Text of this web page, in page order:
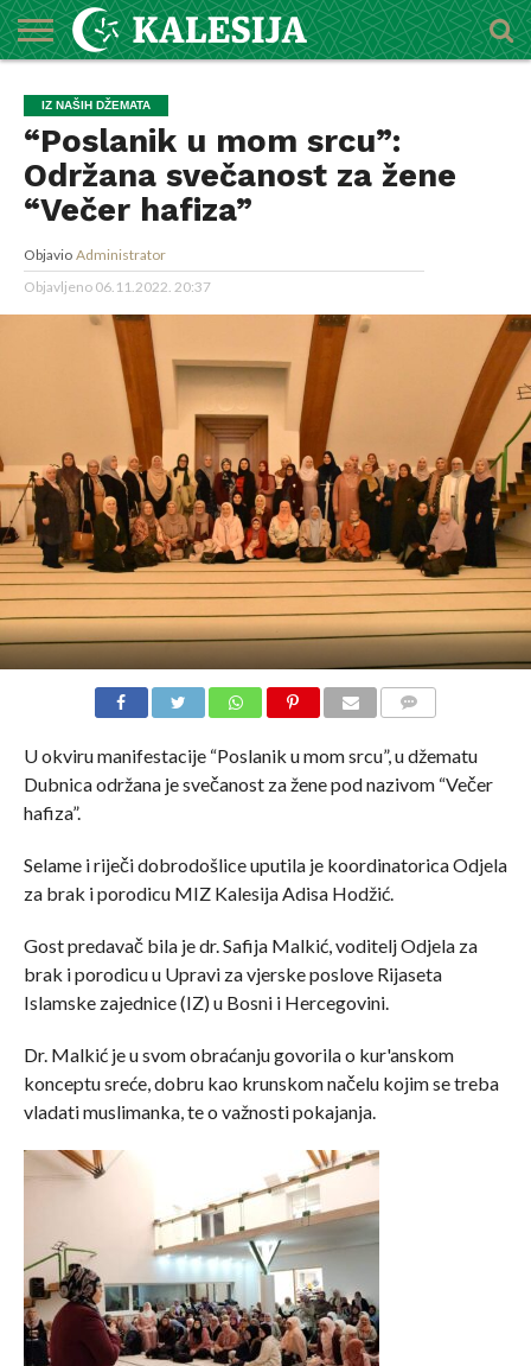
O
MEDŽLISU
DŽEMATI
IMAMI
MEKTEBSKI
CENTAR
VIJESTI
HUTBE
NAJAVE
KALENDAR
KONTAKT
IZ NAŠIH DŽEMATA
“Poslanik u mom srcu”:
Održana svečanost za žene
“Večer hafiza”
Objavio Administrator
Objavljeno 06.11.2022. 20:37
U okviru manifestacije “Poslanik u mom srcu”, u džematu
Dubnica održana je svečanost za žene pod nazivom “Večer
hafiza”.
Selame i riječi dobrodošlice uputila je koordinatorica Odjela
za brak i porodicu MIZ Kalesija Adisa Hodžić.
Gost predavač bila je dr. Safija Malkić, voditelj Odjela za
brak i porodicu u Upravi za vjerske poslove Rijaseta
Islamske zajednice (IZ) u Bosni i Hercegovini.
Dr. Malkić je u svom obraćanju govorila o kur'anskom
konceptu sreće, dobru kao krunskom načelu kojim se treba
vladati muslimanka, te o važnosti pokajanja.